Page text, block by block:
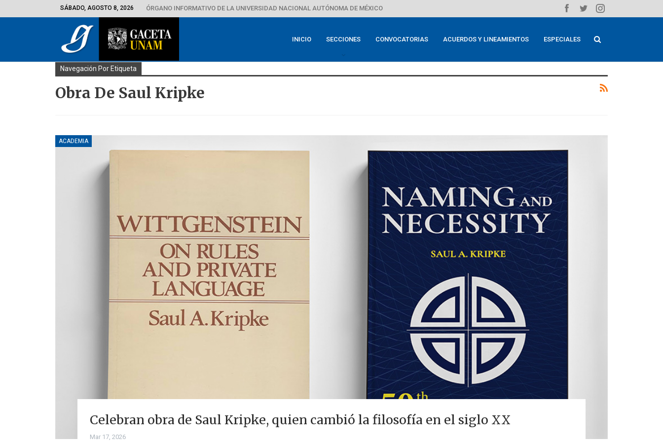
SÁBADO, AGOSTO 8, 2026 ÓRGANO INFORMATIVO DE LA UNIVERSIDAD NACIONAL AUTÓNOMA DE MÉXICO
INICIO SECCIONES CONVOCATORIAS ACUERDOS Y LINEAMIENTOS ESPECIALES
Navegación Por Etiqueta
Obra De Saul Kripke
ACADEMIA
Celebran obra de Saul Kripke, quien cambió la filosofía en el siglo XX
Mar 17, 2026